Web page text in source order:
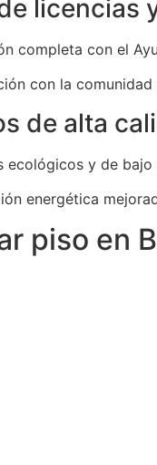
licencias
completa con el
con la
de alta
ecológicos y de bajo
energética
piso en